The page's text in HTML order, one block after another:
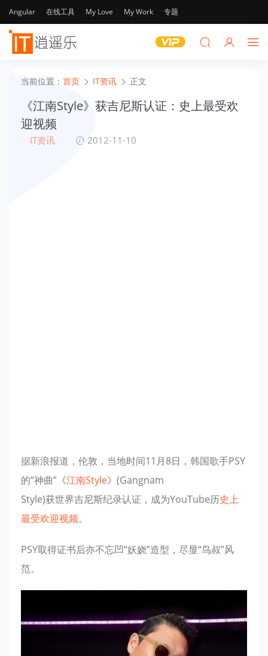
Angular 在线工具 My Love My Work 专题
当前位置： 首页 IT资讯 正文
《江南Style》获吉尼斯认证：史上最受欢
迎视频
IT资讯 2012-11-10
据新浪报道，伦敦，当地时间11月8日，韩国歌手PSY
的“神曲”《江南Style》(Gangnam
Style)获世界吉尼斯纪录认证，成为YouTube历史上
最受欢迎视频。
PSY取得证书后亦不忘凹“妖娆”造型，尽显“鸟叔”风
范。